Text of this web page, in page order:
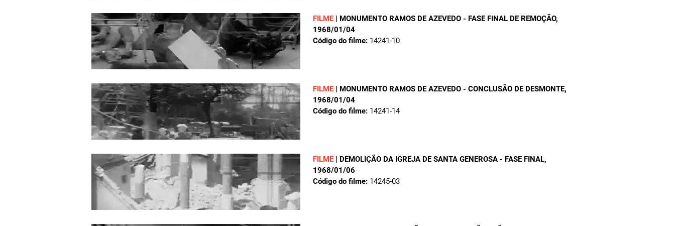
FILME | MONUMENTO RAMOS DE AZEVEDO - FASE FINAL DE REMOÇÃO,
1968/01/04
Código do filme: 14241-10
FILME | MONUMENTO RAMOS DE AZEVEDO - CONCLUSÃO DE DESMONTE,
1968/01/04
Código do filme: 14241-14
FILME | DEMOLIÇÃO DA IGREJA DE SANTA GENEROSA - FASE FINAL,
1968/01/06
Código do filme: 14245-03